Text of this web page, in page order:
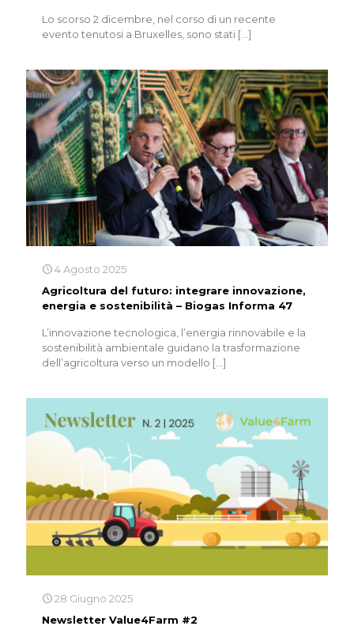
Lo scorso 2 dicembre, nel corso di un recente
evento tenutosi a Bruxelles, sono stati […]
4 Agosto 2025
Agricoltura del futuro: integrare innovazione,
energia e sostenibilità – Biogas Informa 47
L’innovazione tecnologica, l’energia rinnovabile e la
sostenibilità ambientale guidano la trasformazione
dell’agricoltura verso un modello […]
28 Giugno 2025
Newsletter Value4Farm #2